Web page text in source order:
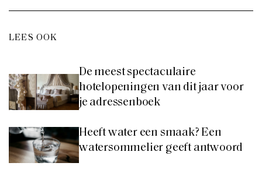
LEES OOK
De meest spectaculaire
hotelopeningen van dit jaar voor
je adressenboek
Heeft water een smaak? Een
watersommelier geeft antwoord